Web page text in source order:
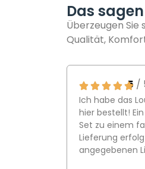
Das
Überzeugen
Qualität,
5 /
Ich habe das
hier bestellt!
Set zu einem
Lieferung
angegebenen